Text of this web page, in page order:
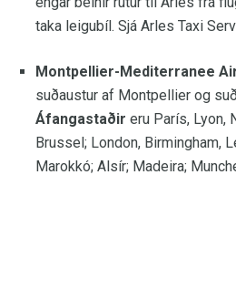
taka leigubíl. Sjá Arles Taxi
Montpellier-Mediterranee
suðaustur af Montpellier og
Áfangastaðir eru París, Lyon,
Brussel; London, Birmingham,
Marokkó; Alsír; Madeira;